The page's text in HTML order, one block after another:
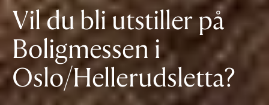
Vil du bli utstiller på
Boligmessen i
Oslo/Hellerudsletta?